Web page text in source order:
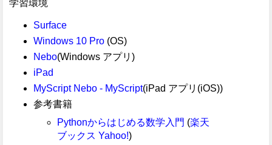
学習環境
Surface
Windows 10 Pro(OS)
Nebo(Windows アプリ)
iPad
MyScript Nebo - MyScript(iPad アプリ(iOS))
参考書籍
Pythonからはじめる数学入門 (楽天
ブックス Yahoo!)